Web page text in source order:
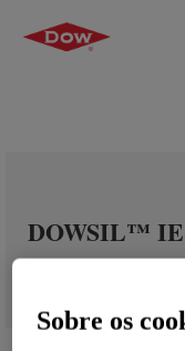
DOWSIL™
Sobre os